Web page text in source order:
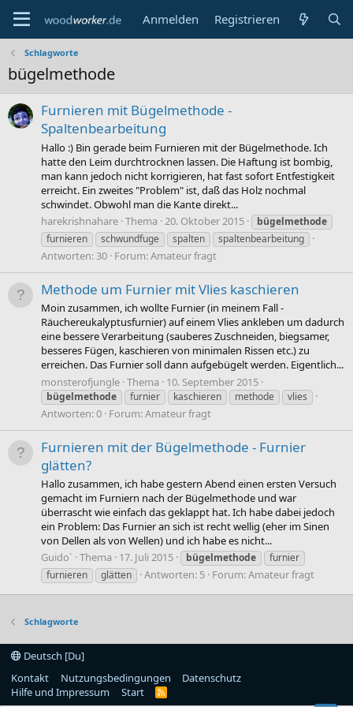
Anmelden Registrieren
Schlagworte
bügelmethode
Furnieren mit Bügelmethode -
Spaltenbearbeitung
Hallo :) Bin gerade beim Furnieren mit der Bügelmethode. Ich
hatte den Leim durchtrocknen lassen. Die Haftung ist bombig,
man kann jedoch nicht korrigieren, hat fast sofort Entfestigkeit
erreicht. Ein zweites "Problem" ist, daß das Holz nochmal
schwindet. Obwohl man die Kante direkt...
harekrishnahare Thema 20. Oktober 2015
bügelmethode
furnieren
schwundfuge spalten spaltenbearbeitung
Antworten: 30 Forum:Amateur fragt
Methode um Furnier mit Vlies kaschieren
Moin zusammen, ich wollte Furnier (in meinem Fall -
Räuchereukalyptusfurnier) auf einem Vlies ankleben um dadurch
eine bessere Verarbeitung (sauberes Zuschneiden, biegsamer,
besseres Fügen, kaschieren von minimalen Rissen etc.) zu
erreichen. Das Furnier soll dann aufgebügelt werden. Eigentlich...
monsterofjungle Thema 10. September 2015
bügelmethode furnier kaschieren methode vlies
Antworten: 0 Forum:Amateur fragt
Furnieren mit der Bügelmethode - Furnier
glätten?
Hallo zusammen, ich habe gestern Abend einen ersten Versuch
gemacht im Furniern nach der Bügelmethode und war
überrascht wie einfach das geklappt hat. Ich habe dabei jedoch
ein Problem: Das Furnier an sich ist recht wellig (eher im Sinen
von Dellen als von Wellen) und ich habe es nicht...
Guido` Thema 17. Juli 2015 bügelmethode
furnier
furnieren
glätten Antworten: 5 Forum:Amateur fragt
Schlagworte
Deutsch [Du]
Kontakt
Nutzungsbedingungen
Datenschutz
Hilfe und Impressum
Start
R